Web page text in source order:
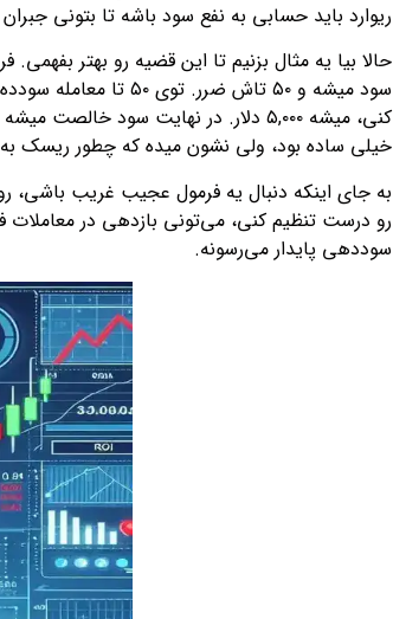
ریوارد باید حسابی به نفع سود باشه تا بتونی
خیلی ساده بود، ولی نشون میده که چطور ریسک به
به جای اینکه دنبال یه فرمول عجیب غریب باشی،
رو درست تنظیم کنی، می‌تونی بازدهی در
سوددهی پایدار می‌رسونه.